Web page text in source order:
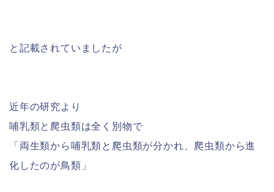
と記載されていましたが
近年の研究より
哺乳類と爬虫類は全く別物で
「両生類から哺乳類と爬虫類が分かれ、爬虫類から進
化したのが鳥類」